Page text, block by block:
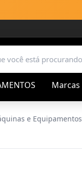
Marcas
e Equipamentos